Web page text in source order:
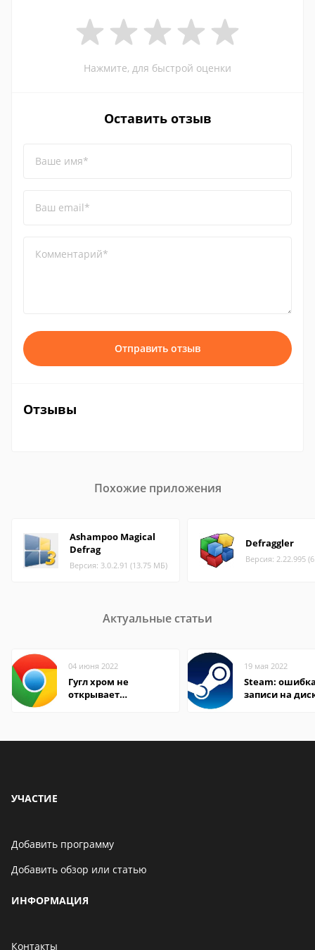
Нажмите, для быстрой оценки
Оставить отзыв
Ваше имя*
Ваш email*
Комментарий*
Отправить отзыв
Отзывы
Похожие приложения
Ashampoo Magical
Defrag
Версия: 3.0.2.91 (13.75 МБ)
Defraggler
Версия: 2.22.995
Актуальные статьи
04 июня 2022
Гугл хром не
открывает
19 мая 2022
Steam:
записи на
УЧАСТИЕ
Добавить программу
Добавить обзор или статью
ИНФОРМАЦИЯ
Контакты